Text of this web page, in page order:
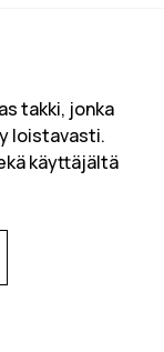
takki, jonka
loistavasti.
käyttäjältä